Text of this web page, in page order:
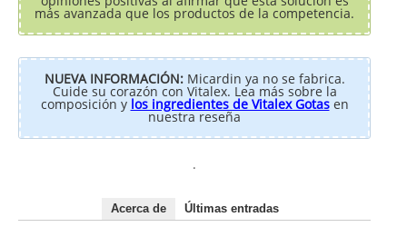
más avanzada que los productos de la competencia.
NUEVA INFORMACIÓN:Micardin ya no se fabrica.
Cuide su corazón con Vitalex. Lea más sobre la
composición y los ingredientes de Vitalex Gotasen
nuestra reseña
.
Acerca de Últimas entradas